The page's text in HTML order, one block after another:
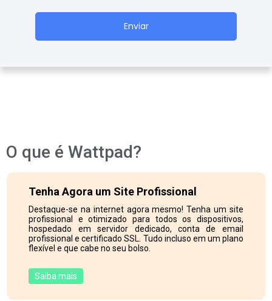
Enviar
O que é Wattpad?
Tenha Agora um Site Profissional
Destaque-se na internet agora mesmo! Tenha um site
profissional e otimizado para todos os dispositivos,
hospedado em servidor dedicado, conta de email
profissional e certificado SSL. Tudo incluso em um plano
flexível e que cabe no seu bolso.
Saiba mais